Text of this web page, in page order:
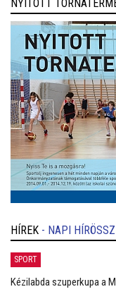
NYITOTT
HÍREK - NAPI
SPORT
Kézilabda szuperkupa a